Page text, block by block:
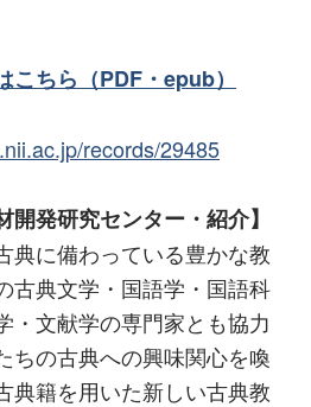
こちら（PDF・epub）
records/29485
開発研究センター・紹介】
典に備わっている豊かな教
古典文学・国語学・国語科
・文献学の専門家とも協力
ちの古典への興味関心を喚
典籍を用いた新しい古典教